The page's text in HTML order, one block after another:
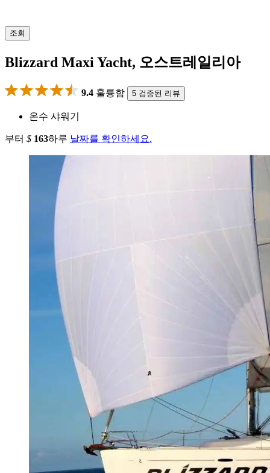
조회
Blizzard Maxi Yacht, 오스트레일리아
9.4 훌륭함 5 검증된 리뷰
온수 샤워기
부터 $ 163하루 날짜를 확인하세요.